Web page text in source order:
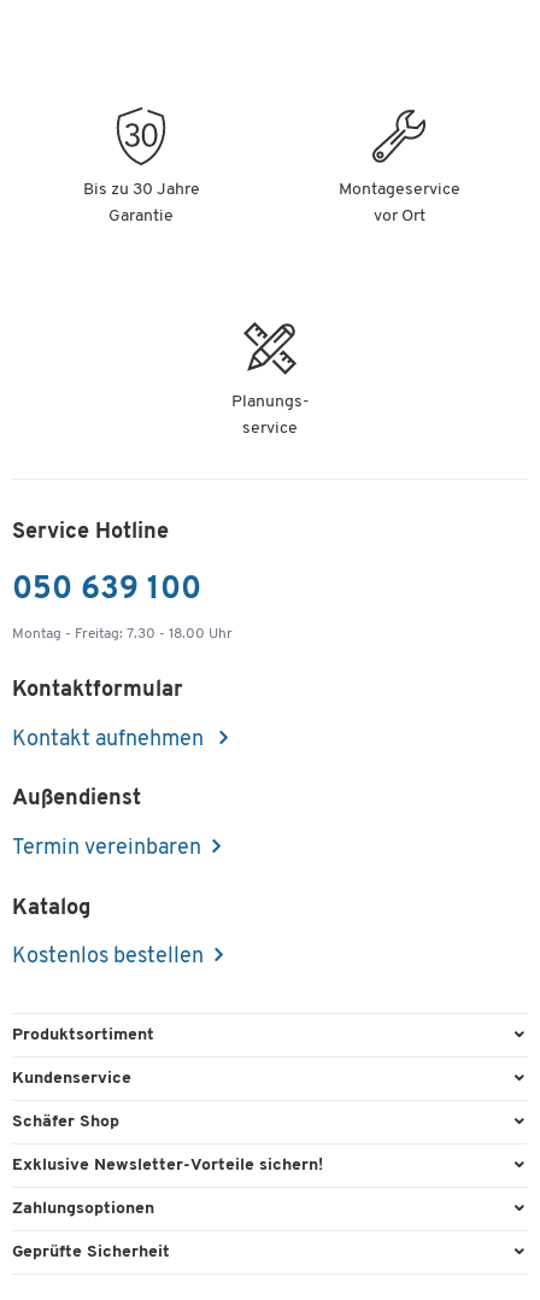
Bis zu 30 Jahre
Garantie
Montageservice
vor Ort
Planungs-
service
Service Hotline
050 639 100
Montag - Freitag: 7.30 - 18.00 Uhr
Kontaktformular
Kontakt aufnehmen
Außendienst
Termin vereinbaren
Katalog
Kostenlos bestellen
Produktsortiment
Büroausstattung
Reinigung & Hygiene
Technik
Kundenservice
Direktbestellung
Recycling
Lieferinformationen
Schäfer Shop
Services & Leistungen
Workplace Solutions
Exklusive Newsletter-Vorteile sichern!
Willkommensgeschenk
Zahlungsoptionen
Paypal
Geprüfte Sicherheit